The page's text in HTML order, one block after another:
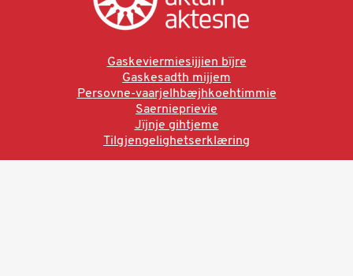
Gaskeviermiesijjien bïjre
Gaskesadth mijjem
Persovne-vaarjelhbæjhkoehtimmie
Saernieprievie
Jïjnje gihtjeme
Tilgjengelighetserklæring